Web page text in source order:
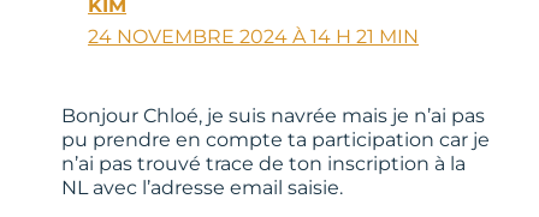
KIM
24 NOVEMBRE 2024 À 14 H 21 MIN
Bonjour Chloé, je suis navrée mais je n’ai pas
pu prendre en compte ta participation car je
n’ai pas trouvé trace de ton inscription à la
NL avec l’adresse email saisie.